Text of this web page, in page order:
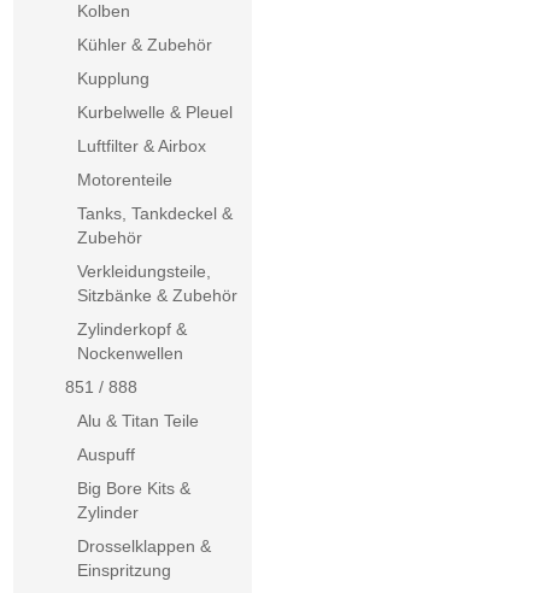
Kolben
Kühler & Zubehör
Kupplung
Kurbelwelle & Pleuel
Luftfilter & Airbox
Motorenteile
Tanks, Tankdeckel &
Zubehör
Verkleidungsteile,
Sitzbänke & Zubehör
Zylinderkopf &
Nockenwellen
851 / 888
Alu & Titan Teile
Auspuff
Big Bore Kits &
Zylinder
Drosselklappen &
Einspritzung